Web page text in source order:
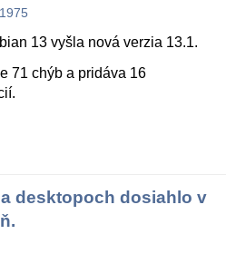
13 vyšla nová verzia 13.1.
71 chýb a pridáva 16
desktopoch dosiahlo v